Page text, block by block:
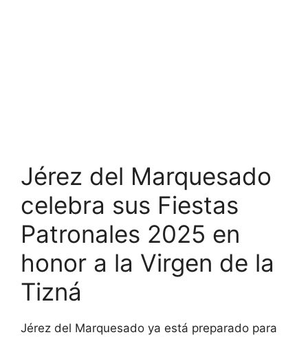
Jérez del Marquesado
celebra sus Fiestas
Patronales 2025 en
honor a la Virgen de la
Tizná
Jérez del Marquesado ya está preparado para